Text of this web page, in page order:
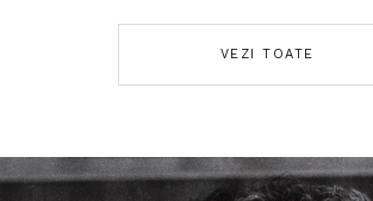
VEZI TOATE